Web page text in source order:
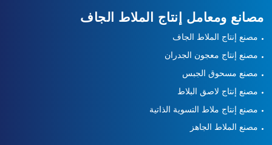
مصانع ومعامل إنتاج الملاط الجاف
مصنع إنتاج الملاط الجاف
مصنع إنتاج معجون الجدران
مصنع مسحوق الجبس
مصنع إنتاج لاصق البلاط
مصنع إنتاج ملاط التسوية الذاتية
مصنع الملاط الجاهز